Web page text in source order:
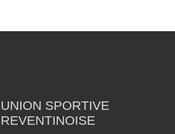
UNION SPORTIVE
REVENTINOISE